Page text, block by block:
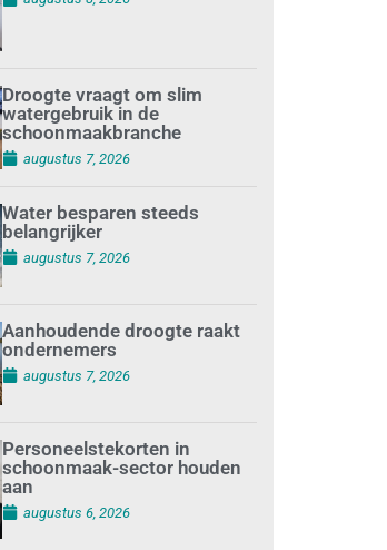
Droogte vraagt om slim
watergebruik in de
schoonmaakbranche
augustus 7, 2026
Water besparen steeds
belangrijker
augustus 7, 2026
Aanhoudende droogte raakt
ondernemers
augustus 7, 2026
Personeelstekorten in
schoonmaak-sector houden
aan
augustus 6, 2026